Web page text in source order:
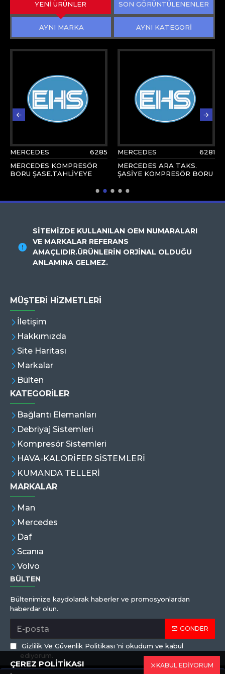
YENİ ÜRÜNLER SON GÖRÜNTÜLENENLER
AYNI MARKA AYNI KATEGORİ
MERCEDES
6285
MERCEDES KOMPRESÖR
BORU ŞASE.TAHLİYEYE
MERCEDES
6281
MERCEDES ARA TAKS.
ŞASİYE KOMPRESÖR BORU
SİTEMİZDE KULLANILAN OEM NUMARALARI
VE MARKALAR REFERANS
AMAÇLIDIR.ÜRÜNLERİN ORJİNAL OLDUĞU
ANLAMINA GELMEZ.
MÜŞTERI HIZMETLERI
İletişim
Hakkımızda
Site Haritası
Markalar
Bülten
KATEGORİLER
Bağlantı Elemanları
Debriyaj Sistemleri
Kompresör Sistemleri
HAVA-KALORİFER SİSTEMLERİ
KUMANDA TELLERİ
MARKALAR
Man
Mercedes
Daf
Scanıa
Volvo
BÜLTEN
Bültenimize kaydolarak haberler ve promosyonlardan
haberdar olun.
GÖNDER
Gizlilik Ve Güvenlik Politikası 'ni okudum ve kabul
ediyorum.
KABUL EDİYORUM
ÇEREZ POLİTİKASI